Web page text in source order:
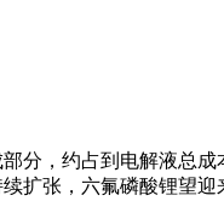
分，约占到电解液总
扩张，六氟磷酸锂望